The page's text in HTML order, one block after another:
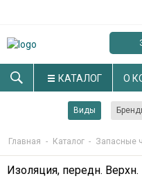
КАТАЛОГ О
Виды
Главная - Каталог - Запасные
Изоляция, передн. Верхн.